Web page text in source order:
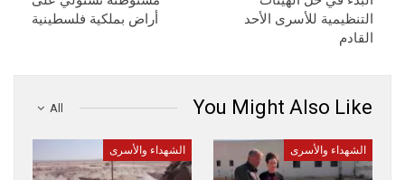
التنظيمية للأسرى الأحد
القادم
أراض بملكية فلسطينية
All You Might Also Like
الشهداء والأسرى الشهداء والأسرى